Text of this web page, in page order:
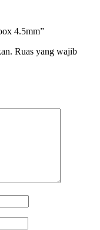
4.5mm”
Ruas yang wajib